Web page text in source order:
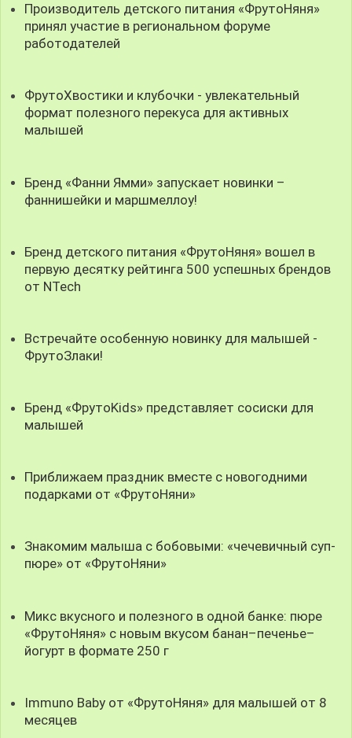
Производитель детского питания «ФрутоНяня»
принял участие в региональном форуме
работодателей
ФрутоХвостики и клубочки - увлекательный
формат полезного перекуса для активных
малышей
Бренд «Фанни Ямми» запускает новинки –
фаннишейки и маршмеллоу!
Бренд детского питания «ФрутоНяня» вошел в
первую десятку рейтинга 500 успешных брендов
от NTech
Встречайте особенную новинку для малышей -
ФрутоЗлаки!
Бренд «ФрутоKids» представляет сосиски для
малышей
Приближаем праздник вместе с новогодними
подарками от «ФрутоНяни»
Знакомим малыша с бобовыми: «чечевичный суп-
пюре» от «ФрутоНяни»
Микс вкусного и полезного в одной банке: пюре
«ФрутоНяня» с новым вкусом банан–печенье–
йогурт в формате 250 г
Immuno Baby от «ФрутоНяня» для малышей от 8
месяцев